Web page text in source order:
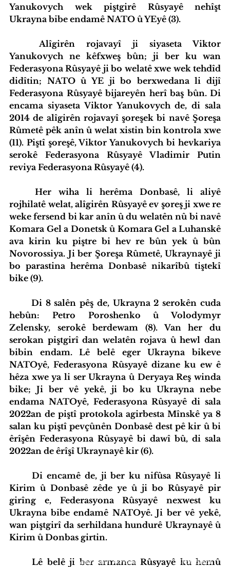
Yanukovych wek piştgirê Rûsyayê nehîşt
Ukrayna bibe endamê NATO û YEyê (3).
Yanukovych ne kêfxweş bûn; ji ber ku wan
Federasyona Rûsyayê ji bo welatê xwe wek tehdîd
didîtin; NATO û YE ji bo berxwedana li dijî
Federasyona Rûsyayê bijareyên herî baş bûn. Di
encama siyaseta Viktor Yanukovych de, di sala
2014 de alîgirên rojavayî şoreşek bi navê Şoreşa
Rûmetê pêk anîn û welat xistin bin kontrola xwe
(11). Piştî şoreşê, Viktor Yanukovych bi hevkariya
serokê Federasyona Rûsyayê Vladimir Putin
reviya Federasyona Rûsyayê (4).
rojhilatê welat, alîgirên Rûsyayê ev şoreş ji xwe re
weke fersend bi kar anîn û du welatên nû bi navê
Komara Gel a Donetsk û Komara Gel a Luhanskê
ava kirin ku piştre bi hev re bûn yek û bûn
Novorossiya. Ji ber Şoreşa Rûmetê, Ukraynayê ji
bo parastina herêma Donbasê nikarîbû tiştekî
bike (9).
hebûn: Petro Poroshenko û Volodymyr
Zelensky, serokê berdewam (8). Van her du
serokan piştgirî dan welatên rojava û hewl dan
bibin endam. Lê belê eger Ukrayna bikeve
NATOyê, Federasyona Rûsyayê dizane ku ew ê
hêza xwe ya li ser Ukrayna û Deryaya Reş winda
bike; Ji ber vê yekê, ji bo ku Ukrayna nebe
endama NATOyê, Federasyona Rûsyayê di sala
2022an de piştî protokola agirbesta Mînskê ya 8
salan ku piştî pevçûnên Donbasê dest pê kir û bi
êrîşên Federasyona Rûsyayê bi dawî bû, di sala
2022an de êrîşî Ukraynayê kir (6).
Di encamê de, ji ber ku nifûsa Rûsyayê li
Kirim û Donbasê zêde ye û ji bo Rûsyayê pir
girîng e, Federasyona Rûsyayê nexwest ku
Ukrayna bibe endamê NATOyê. Ji ber vê yekê,
wan piştgirî da serhildana hundurê Ukraynayê û
Kirim û Donbas girtin.
Lê belê ji ber armanca Rûsyayê ku hemû
Hub Standardên Weşanê Tevlî bibin